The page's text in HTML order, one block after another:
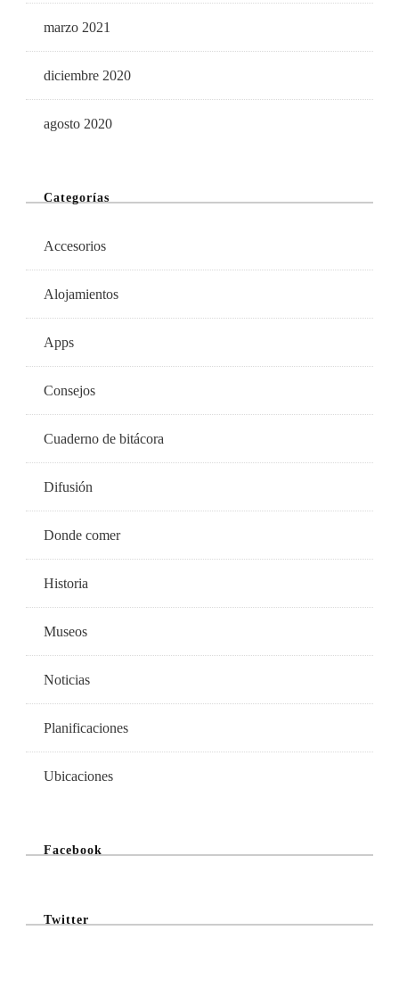
marzo 2021
diciembre 2020
agosto 2020
Categorías
Accesorios
Alojamientos
Apps
Consejos
Cuaderno de bitácora
Difusión
Donde comer
Historia
Museos
Noticias
Planificaciones
Ubicaciones
Facebook
Twitter